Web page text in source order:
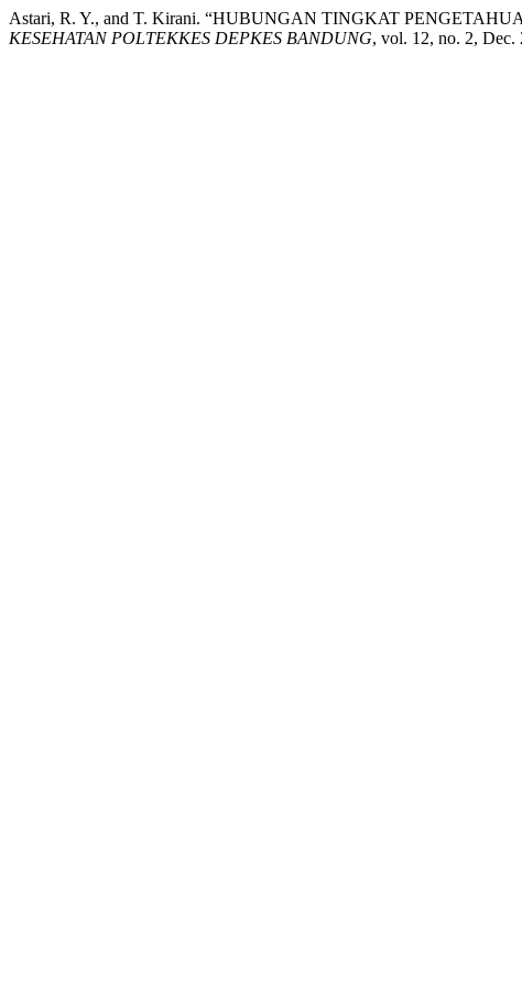
Astari, R. Y., and T. Kirani. “HUBUNGAN TINGKAT
KESEHATAN POLTEKKES DEPKES BANDUNG, vol. 12, no. 2, Dec.